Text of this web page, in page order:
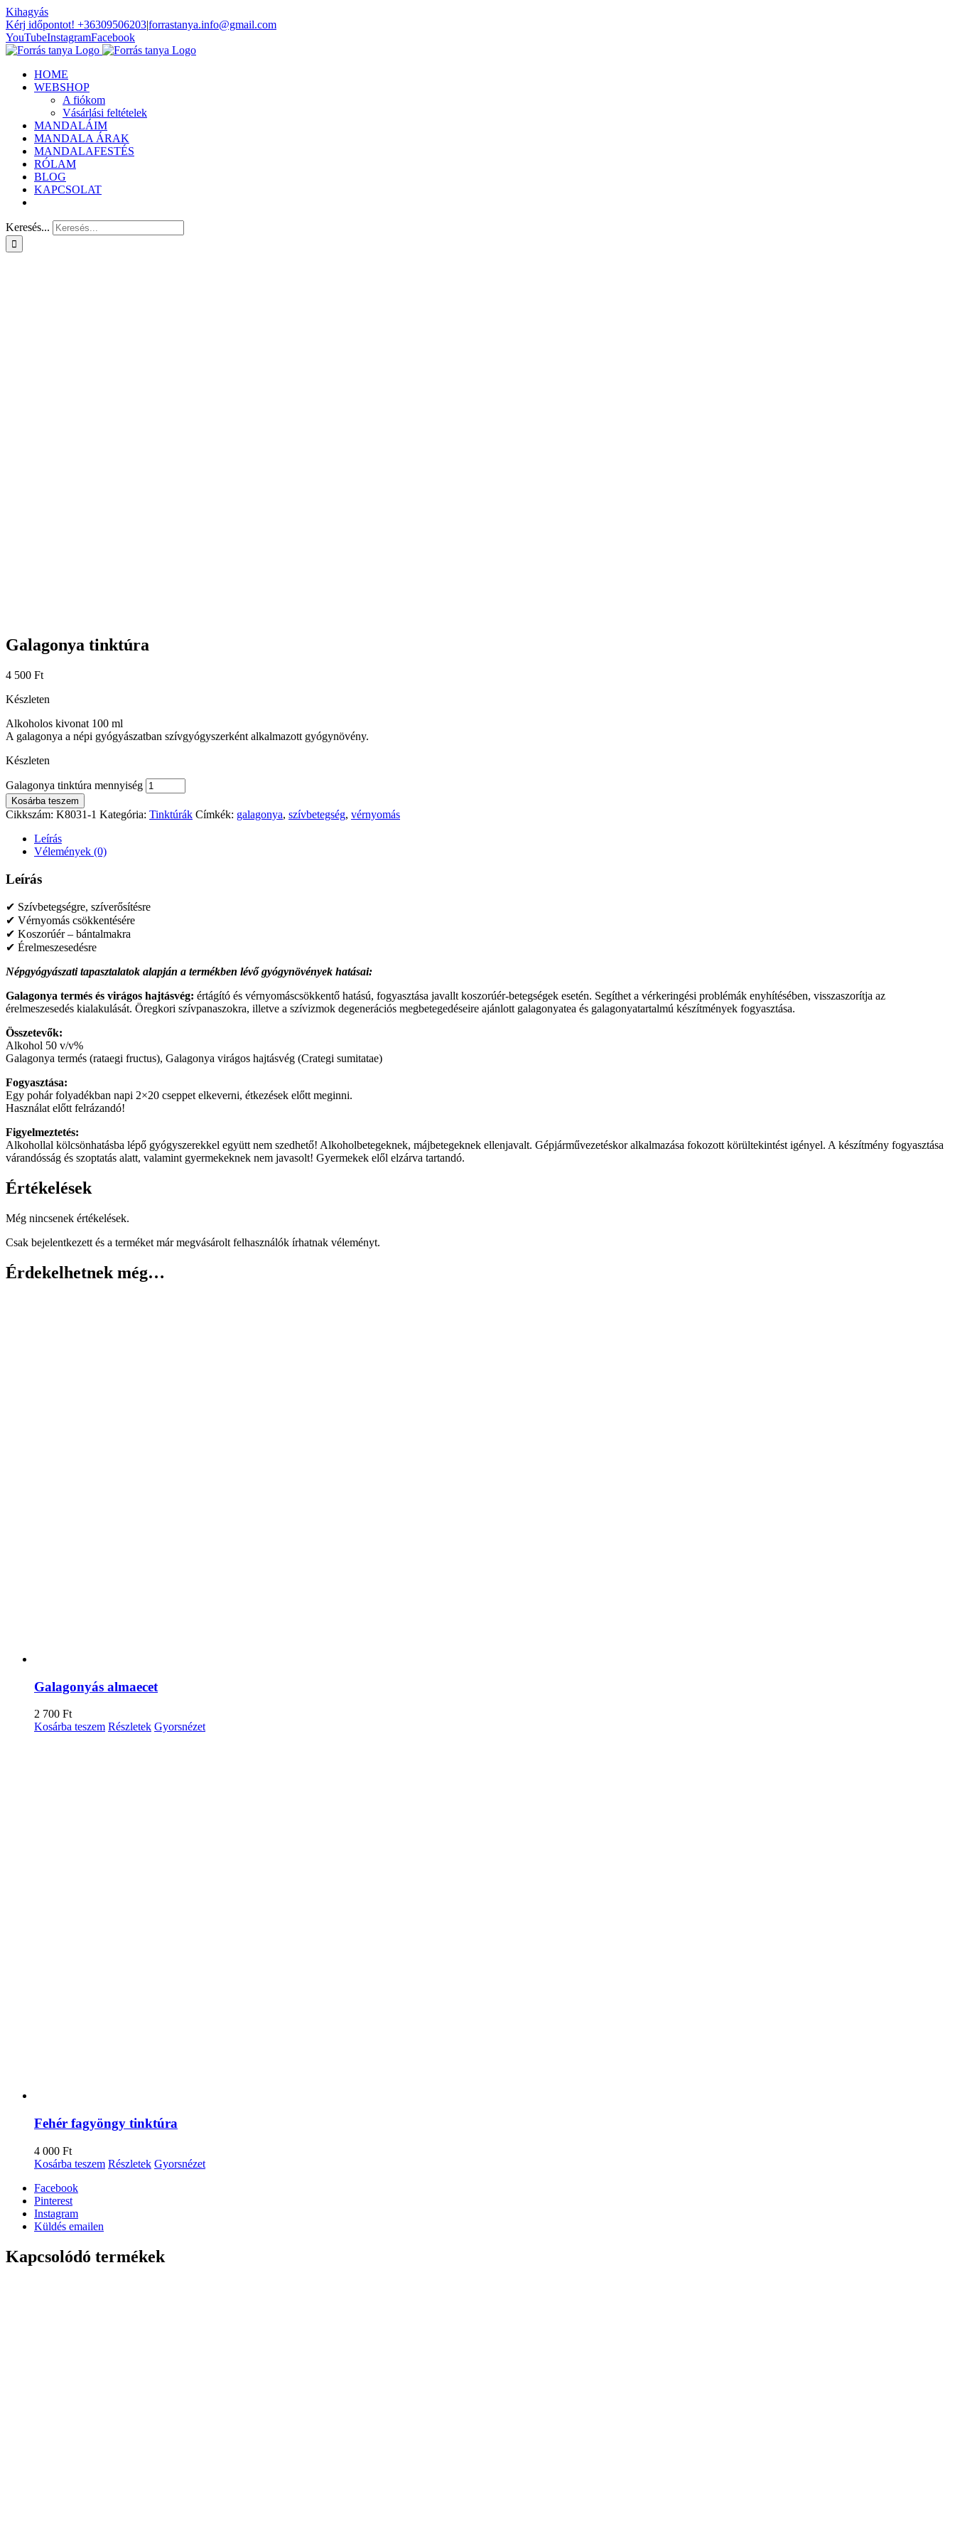
Kihagyás
Kérj időpontot! +36309506203|forrastanya.info@gmail.com
YouTubeInstagramFacebook
HOME
WEBSHOP
A fiókom
Vásárlási feltételek
MANDALÁIM
MANDALA ÁRAK
MANDALAFESTÉS
RÓLAM
BLOG
KAPCSOLAT
Keresés...
Galagonya tinktúra
4 500 Ft
Készleten
Alkoholos kivonat 100 ml
A galagonya a népi gyógyászatban szívgyógyszerként alkalmazott gyógynövény.
Készleten
Galagonya tinktúra mennyiség
Kosárba teszem
Cikkszám: K8031-1 Kategória: Tinktúrák Címkék: galagonya, szívbetegség, vérnyomás
Leírás
Vélemények (0)
Leírás
✔ Szívbetegségre, szíverősítésre
✔ Vérnyomás csökkentésére
✔ Koszorúér – bántalmakra
✔ Érelmeszesedésre
Népgyógyászati tapasztalatok alapján a termékben lévő gyógynövények hatásai:
Galagonya termés és virágos hajtásvég: értágító és vérnyomáscsökkentő hatású, fogyasztása javallt koszorúér-betegségek esetén. Segíthet a vérkeringési problémák enyhítésében, visszaszorítja az
érelmeszesedés kialakulását. Öregkori szívpanaszokra, illetve a szívizmok degenerációs megbetegedéseire ajánlott galagonyatea és galagonyatartalmú készítmények fogyasztása.
Összetevők:
Alkohol 50 v/v%
Galagonya termés (rataegi fructus), Galagonya virágos hajtásvég (Crategi sumitatae)
Fogyasztása:
Egy pohár folyadékban napi 2×20 cseppet elkeverni, étkezések előtt meginni.
Használat előtt felrázandó!
Figyelmeztetés:
Alkohollal kölcsönhatásba lépő gyógyszerekkel együtt nem szedhető! Alkoholbetegeknek, májbetegeknek ellenjavalt. Gépjárművezetéskor alkalmazása fokozott körültekintést igényel. A készítmény fogyasztása
várandósság és szoptatás alatt, valamint gyermekeknek nem javasolt! Gyermekek elől elzárva tartandó.
Értékelések
Még nincsenek értékelések.
Csak bejelentkezett és a terméket már megvásárolt felhasználók írhatnak véleményt.
Érdekelhetnek még…
Galagonyás almaecet
2 700 Ft
Kosárba teszem Részletek Gyorsnézet
Fehér fagyöngy tinktúra
4 000 Ft
Kosárba teszem Részletek Gyorsnézet
Facebook
Pinterest
Instagram
Küldés emailen
Kapcsolódó termékek